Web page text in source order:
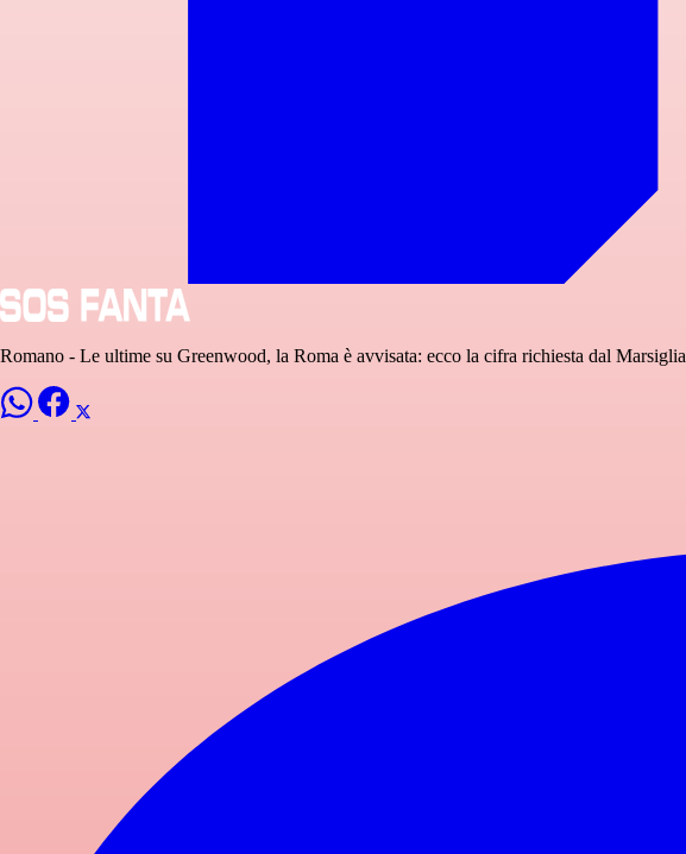
Romano - Le ultime su Greenwood, la Roma è avvisata: ecco la cifra richiesta dal Marsiglia